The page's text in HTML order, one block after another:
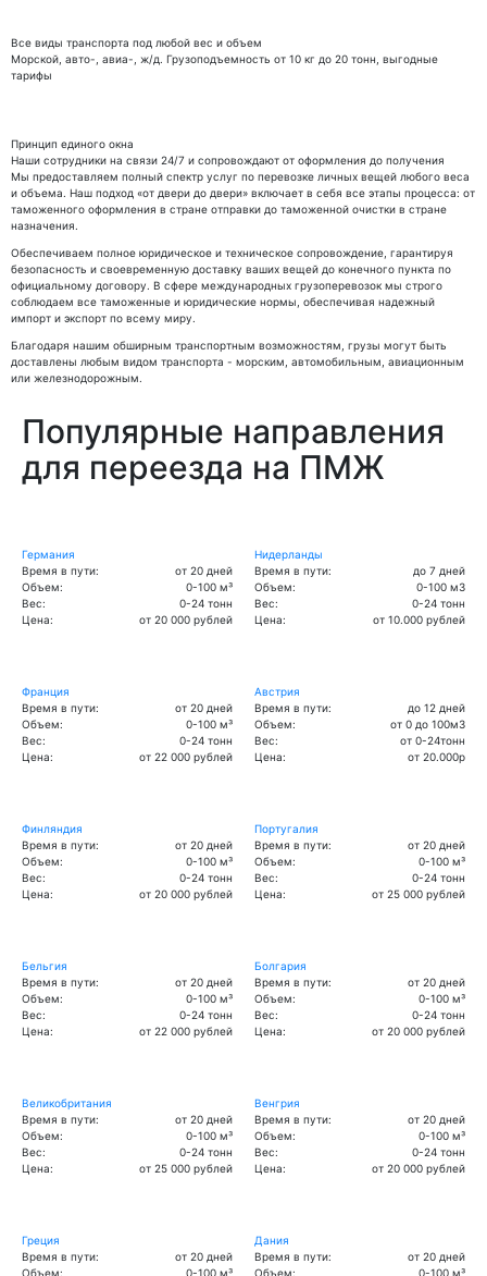
Все виды транспорта под любой вес и объем
Морской, авто-, авиа-, ж/д. Грузоподъемность от 10 кг до 20 тонн, выгодные
тарифы
Принцип единого окна
Наши сотрудники на связи 24/7 и сопровождают от оформления до получения
Мы предоставляем полный спектр услуг по перевозке личных вещей любого веса
и объема. Наш подход «от двери до двери» включает в себя все этапы процесса: от
таможенного оформления в стране отправки до таможенной очистки в стране
назначения.
Обеспечиваем полное юридическое и техническое сопровождение, гарантируя
безопасность и своевременную доставку ваших вещей до конечного пункта по
официальному договору. В сфере международных грузоперевозок мы строго
соблюдаем все таможенные и юридические нормы, обеспечивая надежный
импорт и экспорт по всему миру.
Благодаря нашим обширным транспортным возможностям, грузы могут быть
доставлены любым видом транспорта - морским, автомобильным, авиационным
или железнодорожным.
Популярные направления
для переезда на ПМЖ
Германия
Время в пути:
от 20 дней
Объем:
0-100 м³
Вес:
0-24 тонн
Цена:
от 20 000 рублей
Нидерланды
Время в пути:
до 7 дней
Объем:
0-100 м3
Вес:
0-24 тонн
Цена:
от 10.000 рублей
Франция
Время в пути:
от 20 дней
Объем:
0-100 м³
Вес:
0-24 тонн
Цена:
от 22 000 рублей
Австрия
Время в пути:
до 12 дней
Объем:
от 0 до 100м3
Вес:
от 0-24тонн
Цена:
от 20.000р
Финляндия
Время в пути:
от 20 дней
Объем:
0-100 м³
Вес:
0-24 тонн
Цена:
от 20 000 рублей
Португалия
Время в пути:
от 20 дней
Объем:
0-100 м³
Вес:
0-24 тонн
Цена:
от 25 000 рублей
Бельгия
Время в пути:
от 20 дней
Объем:
0-100 м³
Вес:
0-24 тонн
Цена:
от 22 000 рублей
Болгария
Время в пути:
от 20 дней
Объем:
0-100 м³
Вес:
0-24 тонн
Цена:
от 20 000 рублей
Великобритания
Время в пути:
от 20 дней
Объем:
0-100 м³
Вес:
0-24 тонн
Цена:
от 25 000 рублей
Венгрия
Время в пути:
от 20 дней
Объем:
0-100 м³
Вес:
0-24 тонн
Цена:
от 20 000 рублей
Греция
Время в пути:
от 20 дней
Объем:
0-100 м³
Дания
Время в пути:
от 20 дней
Объем:
0-100 м³